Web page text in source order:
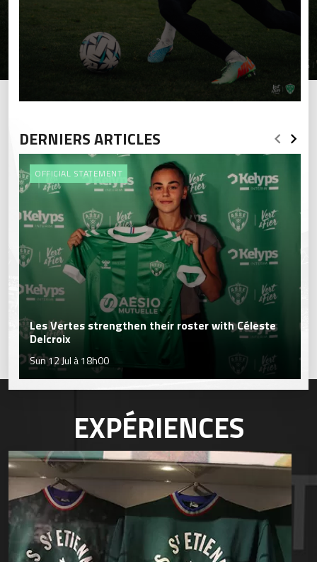
DERNIERS ARTICLES
OFFICIAL STATEMENT
Les Vertes strengthen their roster with Céleste
Delcroix
Sun 12 Jul à 18h00
EXPÉRIENCES